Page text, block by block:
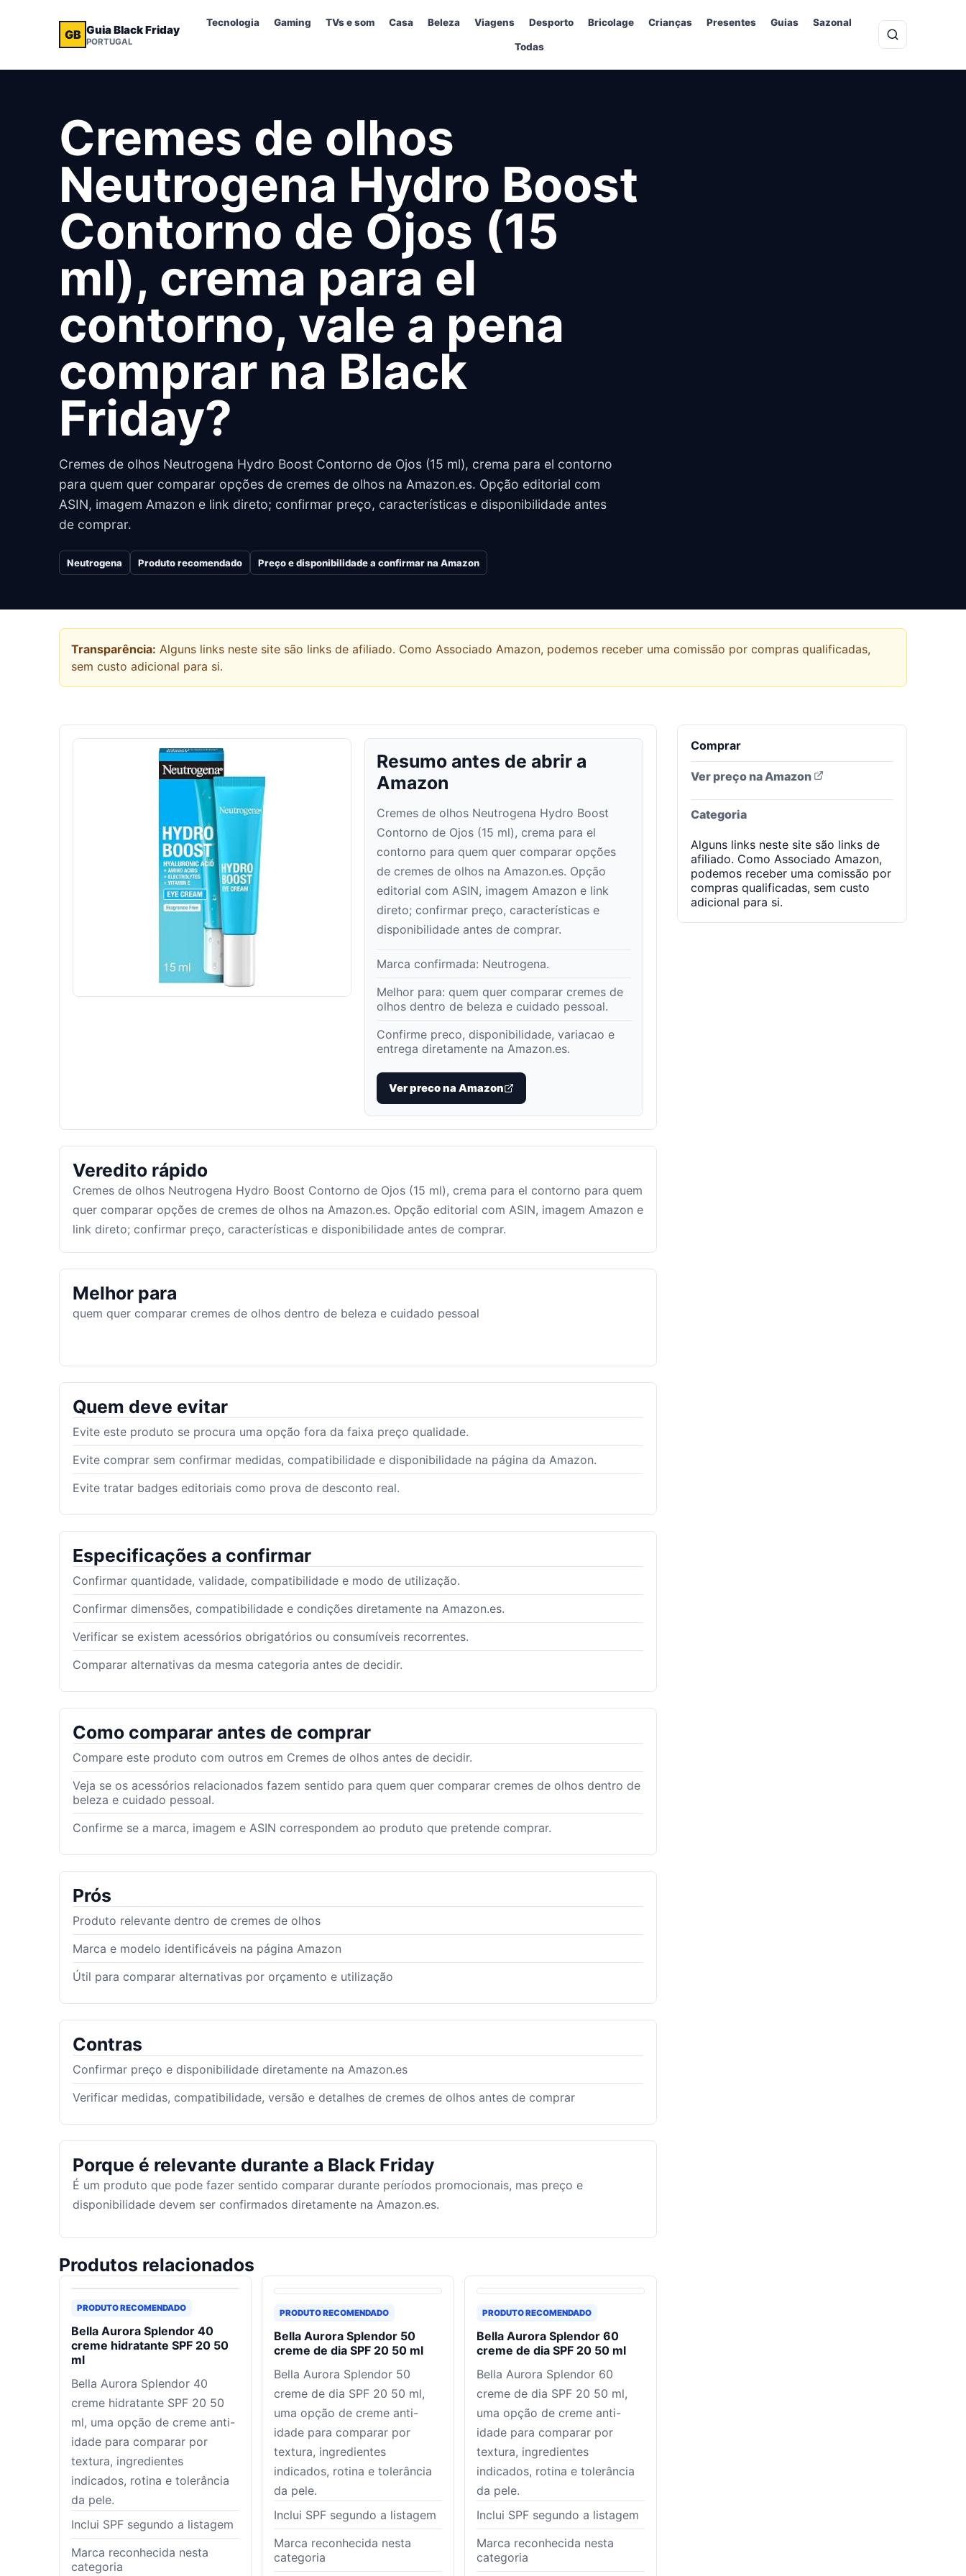
GB Guia Black Friday
PORTUGAL
Tecnologia Gaming TVs e som Casa Beleza Viagens Desporto Bricolage Crianças Presentes Guias Sazonal
Todas
Cremes de olhos
Neutrogena Hydro Boost
Contorno de Ojos (15
ml), crema para el
contorno, vale a pena
comprar na Black
Friday?
Cremes de olhos Neutrogena Hydro Boost Contorno de Ojos (15 ml), crema para el contorno
para quem quer comparar opções de cremes de olhos na Amazon.es. Opção editorial com
ASIN, imagem Amazon e link direto; confirmar preço, características e disponibilidade antes
de comprar.
Neutrogena Produto recomendado Preço e disponibilidade a confirmar na Amazon
Transparência: Alguns links neste site são links de afiliado. Como Associado Amazon, podemos receber uma comissão por compras qualificadas,
sem custo adicional para si.
Resumo antes de abrir a
Amazon
Cremes de olhos Neutrogena Hydro Boost
Contorno de Ojos (15 ml), crema para el
contorno para quem quer comparar opções
de cremes de olhos na Amazon.es. Opção
editorial com ASIN, imagem Amazon e link
direto; confirmar preço, características e
disponibilidade antes de comprar.
Marca confirmada: Neutrogena.
Melhor para: quem quer comparar cremes de
olhos dentro de beleza e cuidado pessoal.
Confirme preco, disponibilidade, variacao e
entrega diretamente na Amazon.es.
Ver preco na Amazon
Veredito rápido
Cremes de olhos Neutrogena Hydro Boost Contorno de Ojos (15 ml), crema para el contorno para quem
quer comparar opções de cremes de olhos na Amazon.es. Opção editorial com ASIN, imagem Amazon e
link direto; confirmar preço, características e disponibilidade antes de comprar.
Melhor para
quem quer comparar cremes de olhos dentro de beleza e cuidado pessoal
Quem deve evitar
Evite este produto se procura uma opção fora da faixa preço qualidade.
Evite comprar sem confirmar medidas, compatibilidade e disponibilidade na página da Amazon.
Evite tratar badges editoriais como prova de desconto real.
Especificações a confirmar
Confirmar quantidade, validade, compatibilidade e modo de utilização.
Confirmar dimensões, compatibilidade e condições diretamente na Amazon.es.
Verificar se existem acessórios obrigatórios ou consumíveis recorrentes.
Comparar alternativas da mesma categoria antes de decidir.
Como comparar antes de comprar
Compare este produto com outros em Cremes de olhos antes de decidir.
Veja se os acessórios relacionados fazem sentido para quem quer comparar cremes de olhos dentro de
beleza e cuidado pessoal.
Confirme se a marca, imagem e ASIN correspondem ao produto que pretende comprar.
Prós
Produto relevante dentro de cremes de olhos
Marca e modelo identificáveis na página Amazon
Útil para comparar alternativas por orçamento e utilização
Contras
Confirmar preço e disponibilidade diretamente na Amazon.es
Verificar medidas, compatibilidade, versão e detalhes de cremes de olhos antes de comprar
Porque é relevante durante a Black Friday
É um produto que pode fazer sentido comparar durante períodos promocionais, mas preço e
disponibilidade devem ser confirmados diretamente na Amazon.es.
Produtos relacionados
PRODUTO RECOMENDADO
Bella Aurora Splendor 40
creme hidratante SPF 20 50
ml
Bella Aurora Splendor 40
creme hidratante SPF 20 50
ml, uma opção de creme anti-
idade para comparar por
textura, ingredientes
indicados, rotina e tolerância
da pele.
Inclui SPF segundo a listagem
Marca reconhecida nesta
categoria
PRODUTO RECOMENDADO
Bella Aurora Splendor 50
creme de dia SPF 20 50 ml
Bella Aurora Splendor 50
creme de dia SPF 20 50 ml,
uma opção de creme anti-
idade para comparar por
textura, ingredientes
indicados, rotina e tolerância
da pele.
Inclui SPF segundo a listagem
Marca reconhecida nesta
categoria
PRODUTO RECOMENDADO
Bella Aurora Splendor 60
creme de dia SPF 20 50 ml
Bella Aurora Splendor 60
creme de dia SPF 20 50 ml,
uma opção de creme anti-
idade para comparar por
textura, ingredientes
indicados, rotina e tolerância
da pele.
Inclui SPF segundo a listagem
Marca reconhecida nesta
categoria
Comprar
Ver preço na Amazon
Categoria
Alguns links neste site são links de
afiliado. Como Associado Amazon,
podemos receber uma comissão por
compras qualificadas, sem custo
adicional para si.